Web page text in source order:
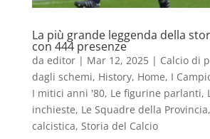
La più grande leggenda della
con 444 presenze
da editor| Mar 12, 2025| Calcio di
dagli schemi, History, Home, I
I mitici anni '80, Le figurine parlanti,
inchieste, Le Squadre della Provincia,
calcistica, Storia del Calcio